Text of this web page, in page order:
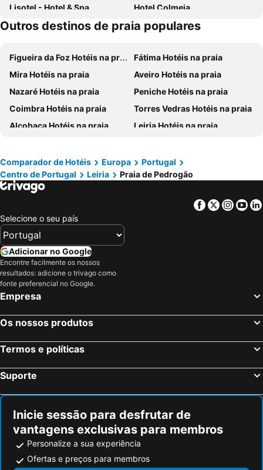
Lisotel - Hotel & Spa
Hotel Colmeia
Hotel Verde Pinho Bed&Breakfast
Marinha Garden Inn
Hotel Primavera
Beach House (Leirosa)
Hotel Lagoa do Linho
Hotel Santa Rita
Hotel Villas da Fonte - Leisure & Nature
Casa Do Centro
Outros destinos de praia populares
Figueira da Foz Hotéis na praia
Fátima Hotéis na praia
Mira Hotéis na praia
Aveiro Hotéis na praia
Nazaré Hotéis na praia
Peniche Hotéis na praia
Coimbra Hotéis na praia
Torres Vedras Hotéis na praia
Alcobaça Hotéis na praia
Leiria Hotéis na praia
Santarém Hotéis na praia
Ílhavo Hotéis na praia
Caldas da Rainha Hotéis na praia
São Pedro de Moel Hotéis na praia
Vieira de Leiria Hotéis na praia
Lourinha Hotéis na praia
Marinha Grande Hotéis na praia
Lousã Hotéis na praia
Pedrógão Grande Hotéis na praia
Atouguia de Baleia Hotéis na praia
Batalha Hotéis na praia
Abrantes Hotéis na praia
Torres Novas Hotéis na praia
Ferreira do Zêzere Hotéis na praia
Arganil Hotéis na praia
Estarreja Hotéis na praia
Comparador de Hotéis Europa
Portugal
Centro de Portugal
Leiria Praia de Pedrogão
Facebook
Twitter
Selecione o seu país
Adicionar no Google
Encontre facilmente os nossos
resultados: adicione o trivago como
fonte preferencial no Google.
Empresa
Os nossos produtos
Termos e políticas
Suporte
Inicie sessão para desfrutar de
vantagens exclusivas para membros
Personalize a sua experiência
Ofertas e preços para membros